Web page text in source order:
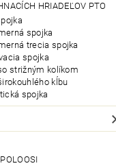
HRIADEĽOV PTO
spojka
trecia spojka
spojka
strižným kolíkom
kĺbu
spojka